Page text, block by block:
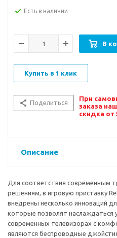
Есть в наличии
В
Купить в 1 клик
Поделиться
При
заказа
скидка от
Описание
Для соответствия современным
решениям, в игровую приставку
внедрены несколько инноваций
которые позволят наслаждаться
современных телевизорах с
являются беспроводные